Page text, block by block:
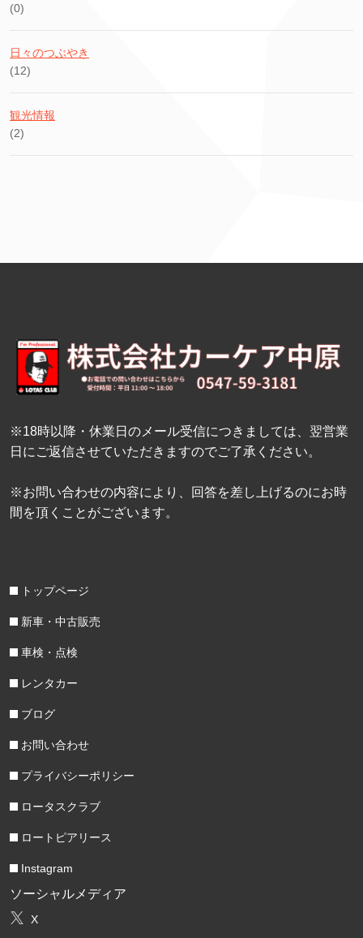
(0)
日々のつぶやき
(12)
観光情報
(2)
※18時以降・休業日のメール受信につきましては、翌営業
日にご返信させていただきますのでご了承ください。
※お問い合わせの内容により、回答を差し上げるのにお時
間を頂くことがございます。
トップページ
新車・中古販売
車検・点検
レンタカー
ブログ
お問い合わせ
プライバシーポリシー
ロータスクラブ
ロートピアリース
Instagram
ソーシャルメディア
X